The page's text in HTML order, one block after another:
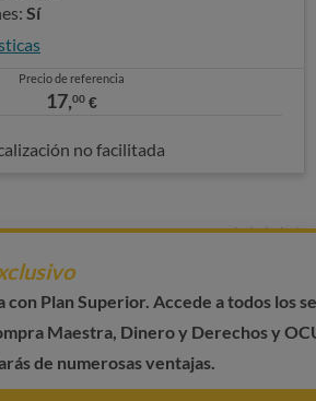
Sí
Precio de referencia
17,00 €
no facilitada
Plan Superior. Accede a todos los
Maestra, Dinero y Derechos y
de numerosas ventajas.
4